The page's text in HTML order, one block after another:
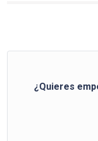
¿Quieres